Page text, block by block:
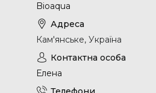
Bioaqua
Кам'янське, Україна
Елена